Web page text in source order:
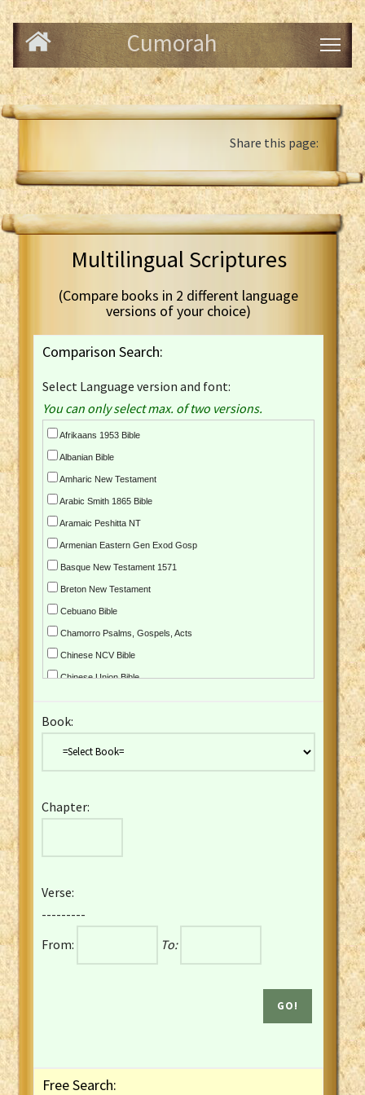
Cumorah
Share this page:
Multilingual Scriptures
(Compare books in 2 different language
versions of your choice)
Comparison Search:
Select Language version and font:
You can only select max. of two versions.
Afrikaans 1953 Bible
Albanian Bible
Amharic New Testament
Arabic Smith 1865 Bible
Aramaic Peshitta NT
Armenian Eastern Gen Exod Gosp
Basque New Testament 1571
Breton New Testament
Cebuano Bible
Chamorro Psalms, Gospels, Acts
Chinese NCV Bible
Chinese Union Bible
Czech Kralicka Bible
English YLT 1898 Bible
French Darby Bible
French Louis Segond Bible
Gaelic (Manx) Selections
Gaelic (Scottish) Mark
Book:
Chapter:
Verse:
---------
From:
To:
Free Search: